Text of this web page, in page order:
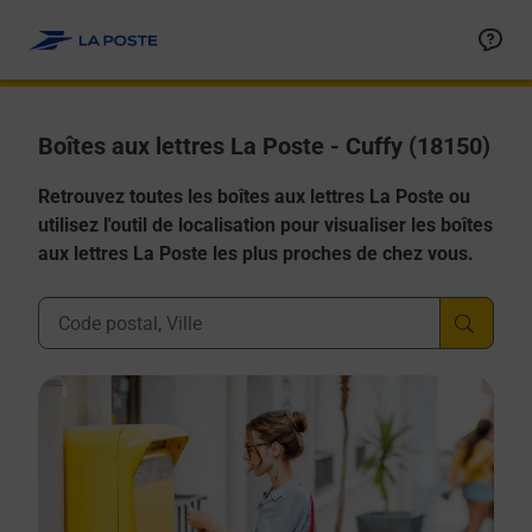
Boîtes aux lettres La Poste - Cuffy (18150)
Retrouvez toutes les boîtes aux lettres La Poste ou
utilisez l'outil de localisation pour visualiser les boîtes
aux lettres La Poste les plus proches de chez vous.
Ville, Département, Code Postal